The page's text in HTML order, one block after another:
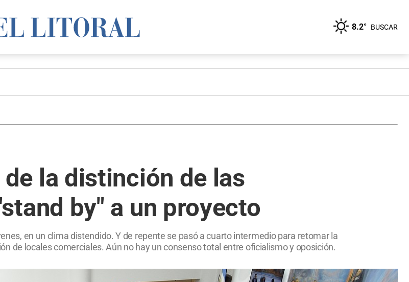
8.2° BUSCAR
la distinción de las
by" a un proyecto
en un clima distendido. Y de repente se pasó a cuarto intermedio para retomar la
de locales comerciales. Aún no hay un consenso total entre oficialismo y oposición.